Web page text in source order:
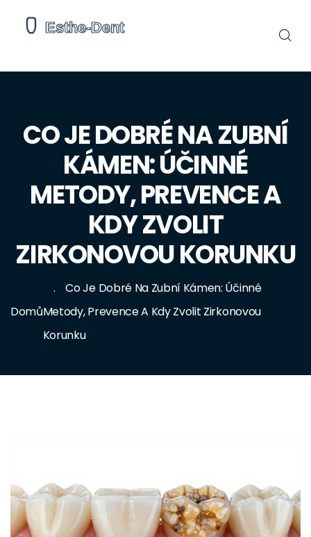
CO JE DOBRÉ NA ZUBNÍ
KÁMEN: ÚČINNÉ
METODY, PREVENCE A
KDY ZVOLIT
ZIRKONOVOU KORUNKU
Domů
Co Je Dobré Na Zubní Kámen: Účinné
Metody, Prevence A Kdy Zvolit Zirkonovou
Korunku